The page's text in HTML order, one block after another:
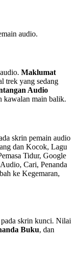
audio.
Maklumat
trek yang sedang
Audio
kawalan main balik.
skrin pemain audio
dan Kocok, Lagu
Tidur, Google
Cari, Penanda
ke Kegemaran,
skrin kunci. Nilai
Buku, dan